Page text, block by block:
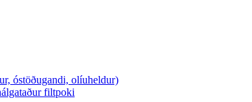
óstöðugandi, olíuheldur)
filtpoki